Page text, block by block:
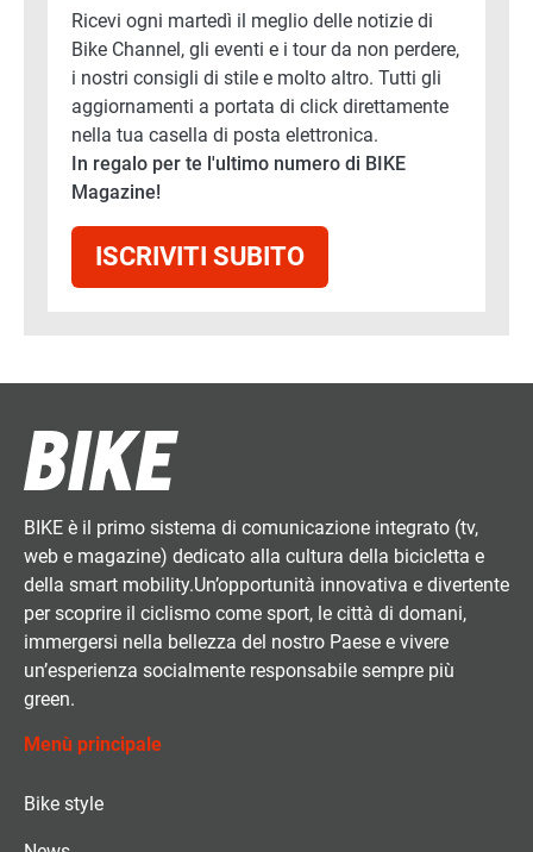
Ricevi ogni martedì il meglio delle notizie di
Bike Channel, gli eventi e i tour da non perdere,
i nostri consigli di stile e molto altro. Tutti gli
aggiornamenti a portata di click direttamente
nella tua casella di posta elettronica.
In regalo per te l'ultimo numero di BIKE
Magazine!
ISCRIVITI SUBITO
BIKE è il primo sistema di comunicazione integrato (tv,
web e magazine) dedicato alla cultura della bicicletta e
della smart mobility.Un’opportunità innovativa e divertente
per scoprire il ciclismo come sport, le città di domani,
immergersi nella bellezza del nostro Paese e vivere
un’esperienza socialmente responsabile sempre più
green.
Menù principale
Bike style